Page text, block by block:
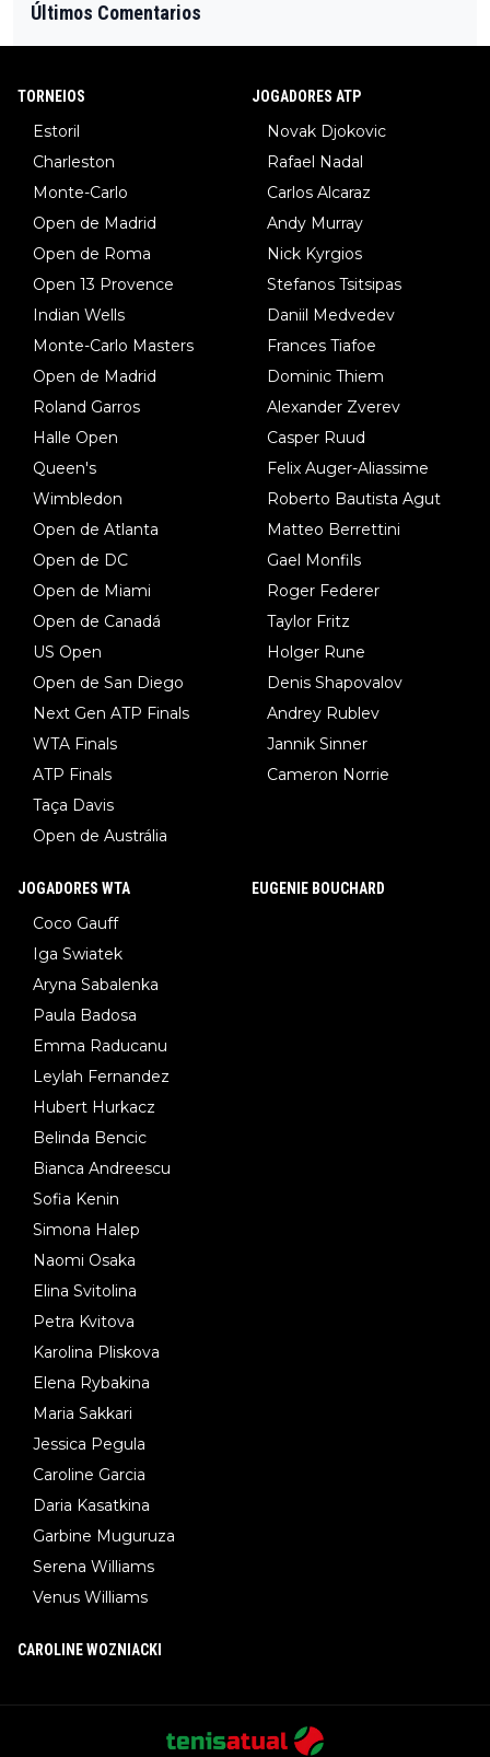
Últimos Comentarios
TORNEIOS
Estoril
Charleston
Monte-Carlo
Open de Madrid
Open de Roma
Open 13 Provence
Indian Wells
Monte-Carlo Masters
Open de Madrid
Roland Garros
Halle Open
Queen's
Wimbledon
Open de Atlanta
Open de DC
Open de Miami
Open de Canadá
US Open
Open de San Diego
Next Gen ATP Finals
WTA Finals
ATP Finals
Taça Davis
Open de Austrália
JOGADORES ATP
Novak Djokovic
Rafael Nadal
Carlos Alcaraz
Andy Murray
Nick Kyrgios
Stefanos Tsitsipas
Daniil Medvedev
Frances Tiafoe
Dominic Thiem
Alexander Zverev
Casper Ruud
Felix Auger-Aliassime
Roberto Bautista Agut
Matteo Berrettini
Gael Monfils
Roger Federer
Taylor Fritz
Holger Rune
Denis Shapovalov
Andrey Rublev
Jannik Sinner
Cameron Norrie
JOGADORES WTA
Coco Gauff
Iga Swiatek
Aryna Sabalenka
Paula Badosa
Emma Raducanu
Leylah Fernandez
Hubert Hurkacz
Belinda Bencic
Bianca Andreescu
Sofia Kenin
Simona Halep
Naomi Osaka
Elina Svitolina
Petra Kvitova
Karolina Pliskova
Elena Rybakina
Maria Sakkari
Jessica Pegula
Caroline Garcia
Daria Kasatkina
Garbine Muguruza
Serena Williams
Venus Williams
EUGENIE BOUCHARD
CAROLINE WOZNIACKI